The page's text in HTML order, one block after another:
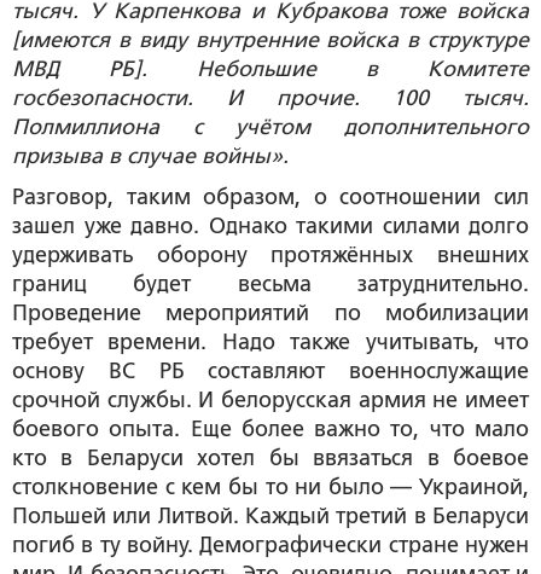
тысяч. У Карпенкова и Кубракова тоже войска
[имеются в виду внутренние войска в структуре
МВД РБ]. Небольшие в Комитете
госбезопасности. И прочие. 100 тысяч.
Полмиллиона с учётом дополнительного
призыва в случае войны».
Разговор, таким образом, о соотношении сил
зашел уже давно. Однако такими силами долго
удерживать оборону протяжённых внешних
границ будет весьма затруднительно.
Проведение мероприятий по мобилизации
требует времени. Надо также учитывать, что
основу ВС РБ составляют военнослужащие
срочной службы. И белорусская армия не имеет
боевого опыта. Еще более важно то, что мало
кто в Беларуси хотел бы ввязаться в боевое
столкновение с кем бы то ни было — Украиной,
Польшей или Литвой. Каждый третий в Беларуси
погиб в ту войну. Демографически стране нужен